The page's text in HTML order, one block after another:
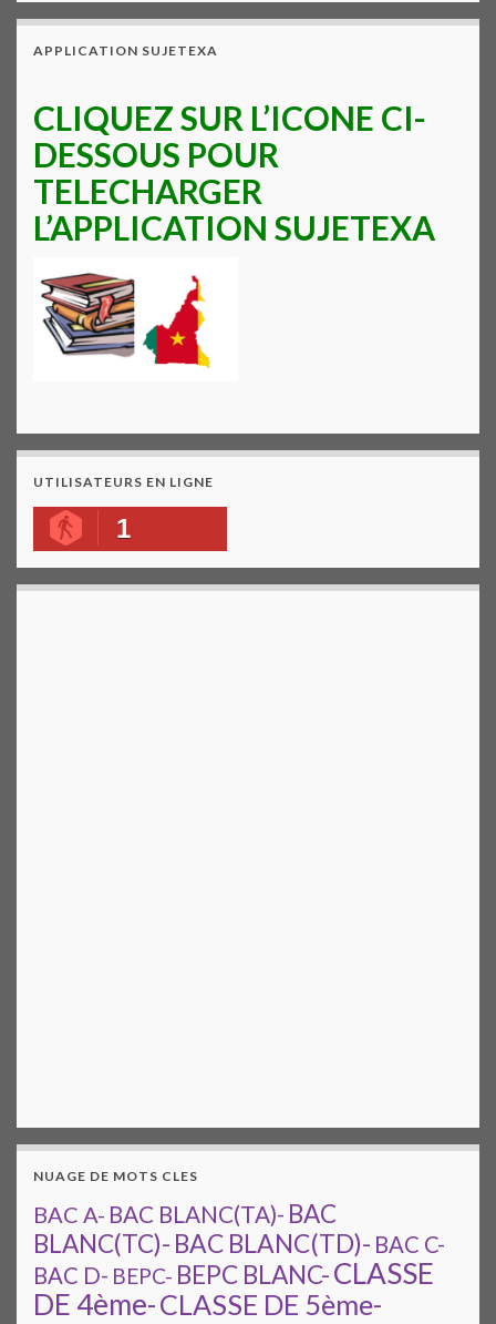
APPLICATION SUJETEXA
CLIQUEZ SUR L’ICONE CI-
DESSOUS POUR
TELECHARGER
L’APPLICATION SUJETEXA
UTILISATEURS EN LIGNE
1
NUAGE DE MOTS CLES
BAC A- BAC BLANC(TA)- BAC
BLANC(TC)- BAC BLANC(TD)- BAC C-
BAC D- BEPC- BEPC BLANC-CLASSE
DE 4ème-CLASSE DE 5ème-